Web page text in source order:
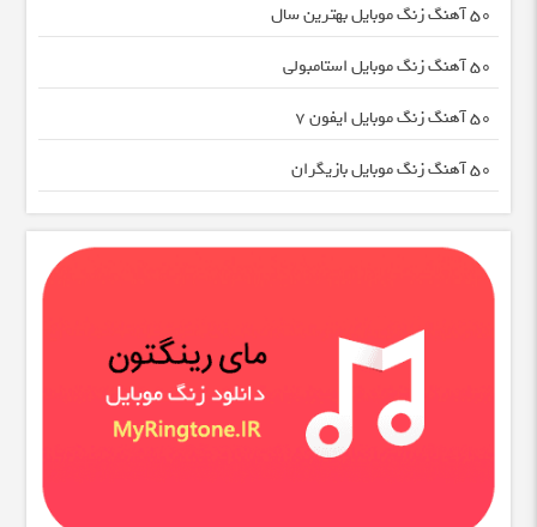
50 آهنگ زنگ موبایل بهترین سال
50 آهنگ زنگ موبایل استامبولی
50 آهنگ زنگ موبایل ایفون 7
50 آهنگ زنگ موبایل بازیگران